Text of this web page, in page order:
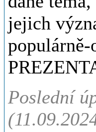
jejich
Poslední